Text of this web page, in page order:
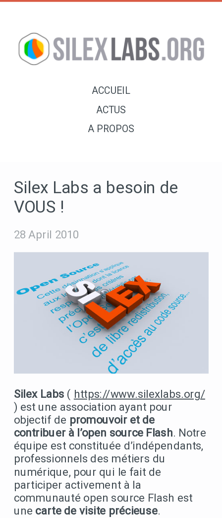
ACCUEIL
ACTUS
A PROPOS
Silex Labs a besoin de
VOUS !
28 April 2010
Silex Labs ( https://www.silexlabs.org/
) est une association ayant pour
objectif de promouvoir et de
contribuer à l’open source Flash. Notre
équipe est constituée d’indépendants,
professionnels des métiers du
numérique, pour qui le fait de
participer activement à la
communauté open source Flash est
une carte de visite précieuse.